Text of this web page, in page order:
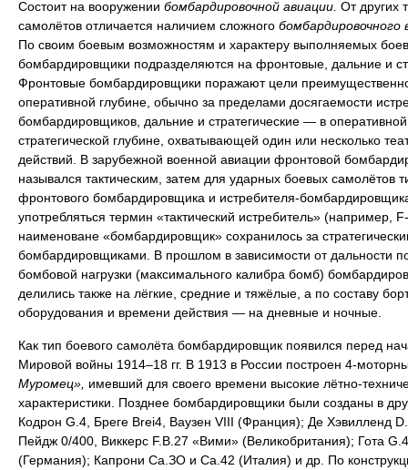
Состоит на вооружении бомбардировочной авиации. От других
самолётов отличается наличием сложного бомбардировочного
По своим боевым возможностям и характеру выполняемых
бомбардировщики подразделяются на фронтовые, дальние и
Фронтовые бомбардировщики поражают цели
оперативной глубине, обычно за пределами досягаемости
бомбардировщиков, дальние и стратегические — в
стратегической глубине, охватывающей один или несколько
действий. В зарубежной военной авиации фронтовой
назывался тактическим, затем для ударных боевых самолётов
фронтового бомбардировщика и истребителя-
употребляться термин «тактический истребитель» (например,
наименоване «бомбардировщик» сохранилось за
бомбардировщиками. В прошлом в зависимости от дальности
бомбовой нагрузки (максимального калибра бомб)
делились также на лёгкие, средние и тяжёлые, а по составу
оборудования и времени действия — на дневные и ночные.
Как тип боевого самолёта бомбардировщик появился перед
Мировой войны 1914–18 гг. В 1913 в России построен 4-
Муромец», имевший для своего времени высокие лётно-
характеристики. Позднее бомбардировщики были созданы в
Кодрон G.4, Бреге Brei4, Ваузен VIII (Франция); Де Хэвилленд
Пейдж 0/400, Виккерс F.B.27 «Вими» (Великобритания); Гота
(Германия); Капрони Са.ЗО и Са.42 (Италия) и др. По